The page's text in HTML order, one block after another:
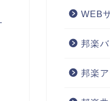
WEB
邦楽
邦楽